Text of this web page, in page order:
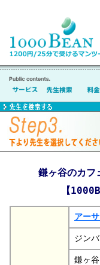
鎌ヶ谷のカフ
【
アー
ジン
鎌ヶ谷